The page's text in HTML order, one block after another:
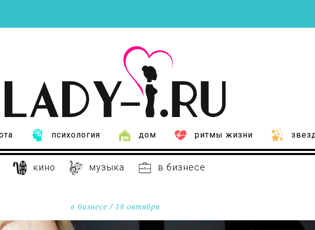
психология дом ритмы жизни
кино музыка в бизнесе
в бизнесе / 18 октября